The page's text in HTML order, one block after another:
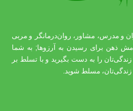
و مدرس، مشاور، روان‌درمانگر و مربی
ذهن برای رسیدن به آرزوها; به شما
را به دست بگیرید و با تسلط بر
زندگی‌تان، مسلط شوید.